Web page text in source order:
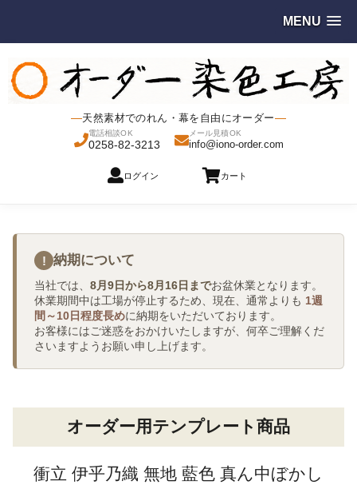
MENU
天然素材でのれん・幕を自由にオーダー
電話相談OK
0258-82-3213
メール見積OK
info@iono-order.com
ログイン カート
! 納期について
当社では、 8月9日から8月16日までお盆休業となります。
休業期間中は工場が停止するため、現在、通常よりも 1週
間～10日程度長めに納期をいただいております。
お客様にはご迷惑をおかけいたしますが、何卒ご理解くだ
さいますようお願い申し上げます。
オーダー用テンプレート商品
衝立 伊乎乃織 無地 藍色 真ん中ぼかし